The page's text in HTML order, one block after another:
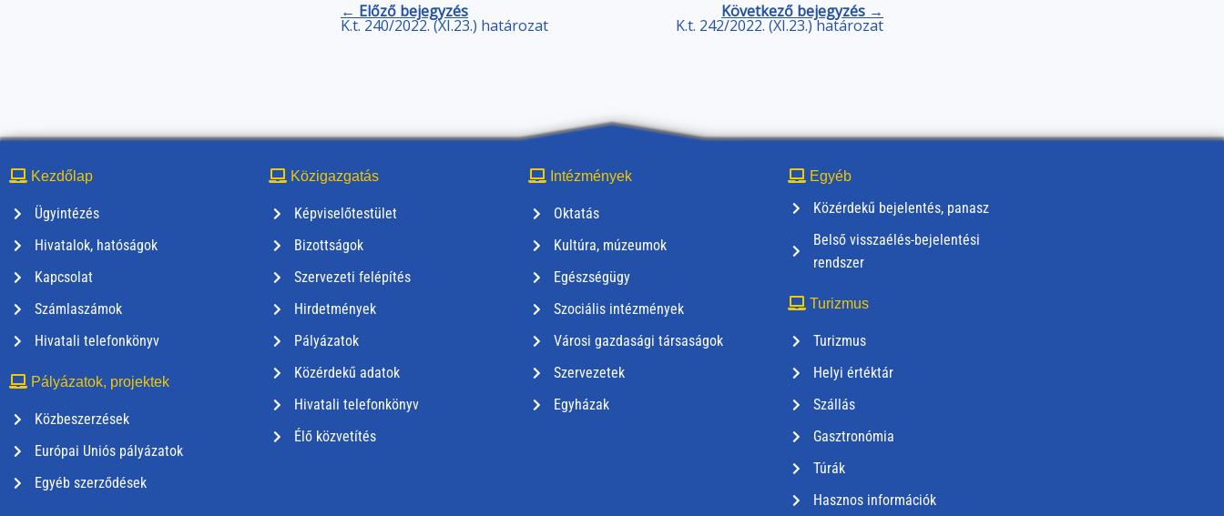
← Előző bejegyzés
K.t. 240/2022. (XI.23.) határozat
Következő bejegyzés →
K.t. 242/2022. (XI.23.) határozat
Kezdőlap
Ügyintézés
Hivatalok, hatóságok
Kapcsolat
Számlaszámok
Hivatali telefonkönyv
Pályázatok, projektek
Közbeszerzések
Európai Uniós pályázatok
Egyéb szerződések
Közigazgatás
Képviselőtestület
Bizottságok
Szervezeti felépítés
Hirdetmények
Pályázatok
Közérdekű adatok
Hivatali telefonkönyv
Élő közvetítés
Intézmények
Oktatás
Kultúra, múzeumok
Egészségügy
Szociális intézmények
Városi gazdasági társaságok
Szervezetek
Egyházak
Egyéb
Közérdekű bejelentés, panasz
Belső visszaélés-bejelentési
rendszer
Turizmus
Turizmus
Helyi értéktár
Szállás
Gasztronómia
Túrák
Hasznos információk